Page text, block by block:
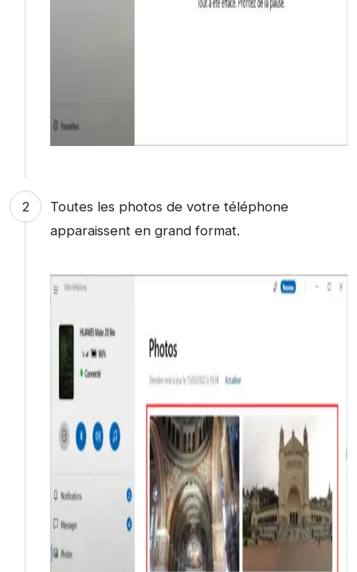
Toutes les photos de votre téléphone
apparaissent en grand format.